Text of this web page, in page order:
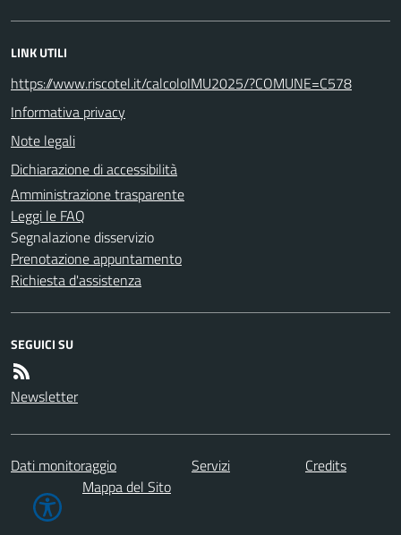
LINK UTILI
https://www.riscotel.it/calcoloIMU2025/?COMUNE=C578
Informativa privacy
Note legali
Dichiarazione di accessibilità
Amministrazione trasparente
Leggi le FAQ
Segnalazione disservizio
Prenotazione appuntamento
Richiesta d'assistenza
SEGUICI SU
Newsletter
Dati monitoraggio Servizi
Credits
Mappa del Sito